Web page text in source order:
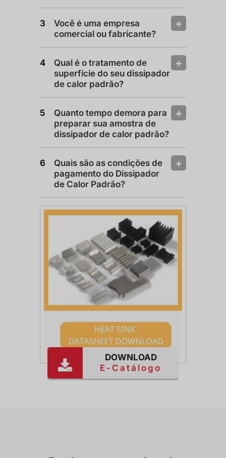
Você é uma empresa
comercial ou fabricante?
Qual é o tratamento de
superfície do seu dissipador
de calor padrão?
Quanto tempo demora para
preparar sua amostra de
dissipador de calor padrão?
Quais são as condições de
pagamento do Dissipador
de Calor Padrão?
DOWNLOAD
E-Catálogo